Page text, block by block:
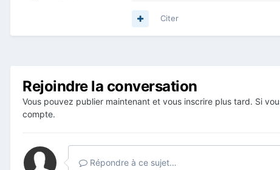
Citer
Rejoindre la conversation
Vous pouvez publier maintenant et vous inscrire plus tard. Si
compte.
Répondre à ce sujet…